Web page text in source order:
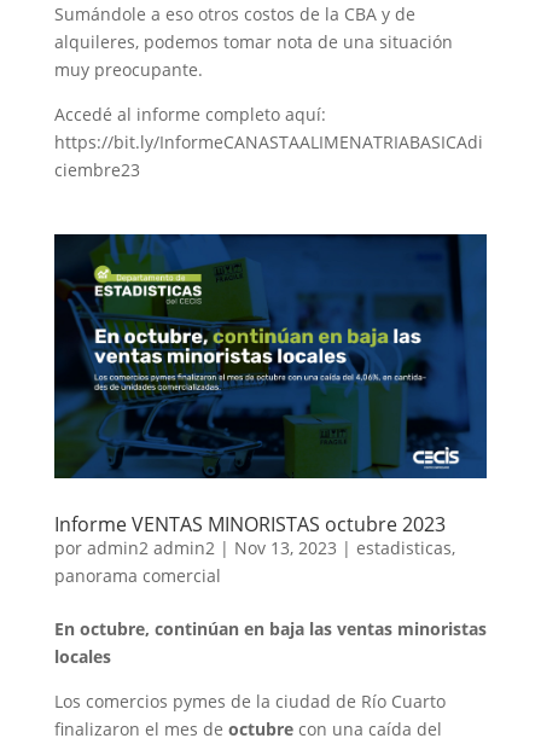
Sumándole a eso otros costos de la CBA y de
alquileres, podemos tomar nota de una situación
muy preocupante.
Accedé al informe completo aquí:
https://bit.ly/InformeCANASTAALIMENATRIABASICAdi
ciembre23
Informe VENTAS MINORISTAS octubre 2023
por admin2 admin2| Nov 13, 2023 | estadisticas,
panorama comercial
En octubre, continúan en baja las ventas minoristas
locales
Los comercios pymes de la ciudad de Río Cuarto
finalizaron el mes de octubre con una caída del